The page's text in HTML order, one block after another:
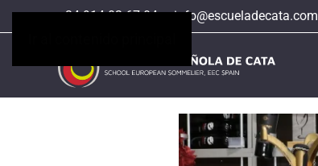
+34 914 02 67 04 info@escueladecata.com